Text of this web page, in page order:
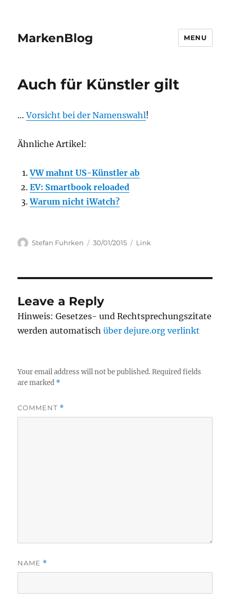
MarkenBlog MENU
Auch für Künstler gilt
…Vorsicht bei der Namenswahl!
Ähnliche Artikel:
VW mahnt US-Künstler ab
EV: Smartbook reloaded
Warum nicht iWatch?
Author
Stefan Fuhrken
Posted
30/01/2015 Categories
Link
Leave a Reply
Hinweis: Gesetzes- und Rechtsprechungszitate
werden automatischüber dejure.org verlinkt
Your email address will not be published. Required fields
are marked *
COMMENT *
NAME *